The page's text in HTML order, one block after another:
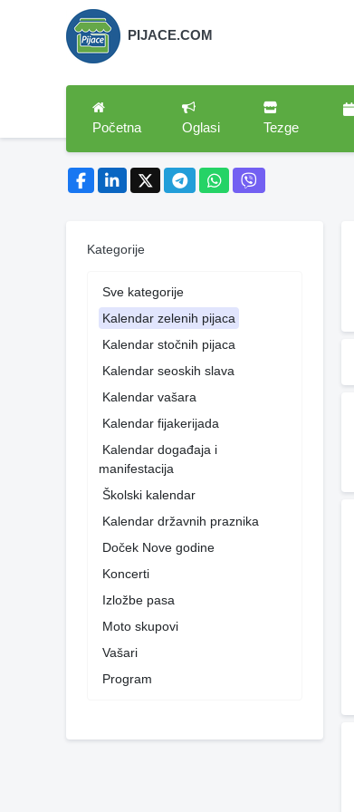
PIJACE.COM
Početna Oglasi Tezge
Kategorije
Sve kategorije
Kalendar zelenih pijaca
Kalendar stočnih pijaca
Kalendar seoskih slava
Kalendar vašara
Kalendar fijakerijada
Kalendar događaja i
manifestacija
Školski kalendar
Kalendar državnih praznika
Doček Nove godine
Koncerti
Izložbe pasa
Moto skupovi
Vašari
Program